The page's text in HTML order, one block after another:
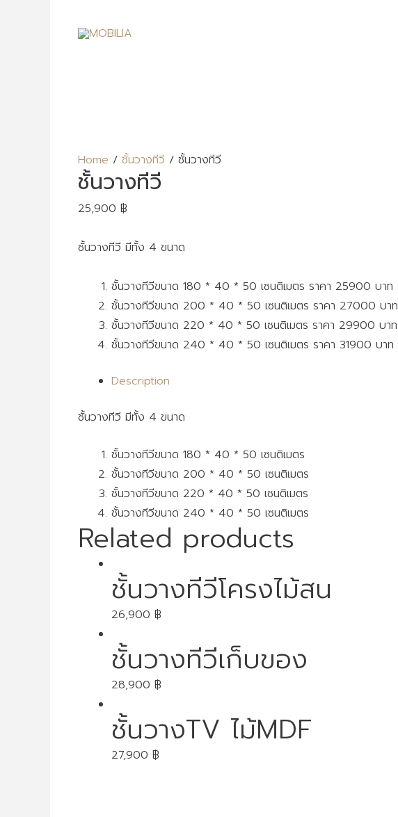
Home / ชั้นวางทีวี / ชั้นวางทีวี
ชั้นวางทีวี
25,900 ฿
ชั้นวางทีวี มีทั้ง 4 ขนาด
ชั้นวางทีวีขนาด 180 * 40 * 50 เซนติเมตร ราคา 25900 บาท
ชั้นวางทีวีขนาด 200 * 40 * 50 เซนติเมตร ราคา 27000 บาท
ชั้นวางทีวีขนาด 220 * 40 * 50 เซนติเมตร ราคา 29900 บาท
ชั้นวางทีวีขนาด 240 * 40 * 50 เซนติเมตร ราคา 31900 บาท
Description
ชั้นวางทีวี มีทั้ง 4 ขนาด
ชั้นวางทีวีขนาด 180 * 40 * 50 เซนติเมตร
ชั้นวางทีวีขนาด 200 * 40 * 50 เซนติเมตร
ชั้นวางทีวีขนาด 220 * 40 * 50 เซนติเมตร
ชั้นวางทีวีขนาด 240 * 40 * 50 เซนติเมตร
Related products
ชั้นวางทีวีโครงไม้สน
26,900 ฿
ชั้นวางทีวีเก็บของ
28,900 ฿
ชั้นวางTV ไม้MDF
27,900 ฿